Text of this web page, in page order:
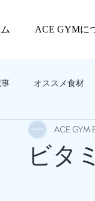
ACE GYMに
オススメ食材
えてACEGYM‼️ 美
ビタ
ACE GYM